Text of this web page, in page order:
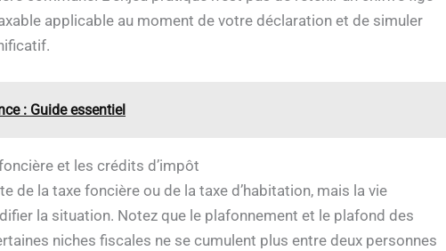
applicable au moment de votre déclaration et de simuler
: Guide essentiel
et les crédits d’impôt
de la taxe foncière ou de la taxe d’habitation, mais la vie
la situation. Notez que le plafonnement et le plafond des
niches fiscales ne se cumulent plus entre deux personnes